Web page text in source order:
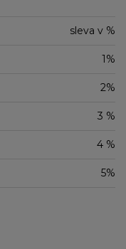
sleva v %
1%
2%
3 %
4 %
5%